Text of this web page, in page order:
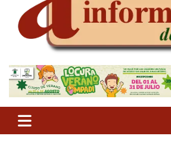
d
Agenda Informativa